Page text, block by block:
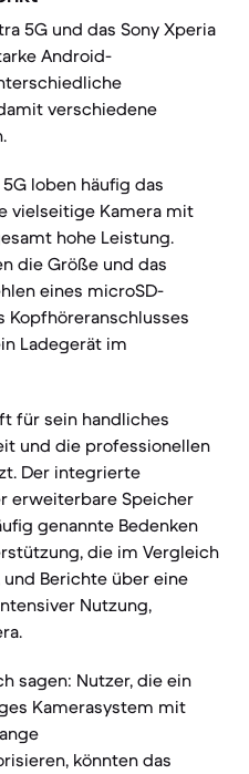
5G und das Sony Xperia
Android-
verschiedene
loben häufig das
vielseitige Kamera mit
hohe Leistung.
die Größe und das
eines microSD-
Kopfhöreranschlusses
Ladegerät im
für sein handliches
und die professionellen
Der integrierte
erweiterbare Speicher
genannte Bedenken
die im Vergleich
Berichte über eine
Nutzung,
sagen: Nutzer, die ein
Kamerasystem mit
könnten das